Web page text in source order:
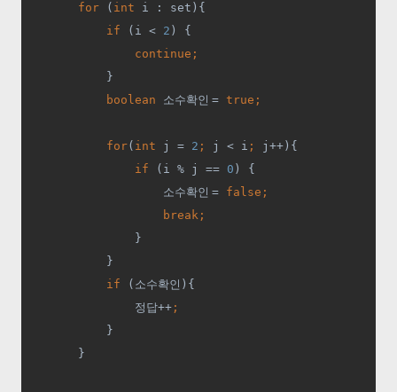
        for
( int i : set){
if
(i < 2 ) {
continue;
}
boolean 소수확인 = true;
            for
( int j = 2 ; j < i ; j++){
if
(i % j == 0 ) {
소수확인 = false;
                    break;
}
            }
if
( 소수확인 ){
정답++ ;
}
        }